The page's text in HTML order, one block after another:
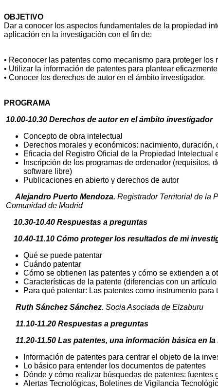
OBJETIVO
Dar a conocer los aspectos fundamentales de la propiedad
aplicación en la investigación con el fin de:
• Reconocer las patentes como mecanismo para proteger
• Utilizar la información de patentes para plantear
• Conocer los derechos de autor en el ámbito investigador.
PROGRAMA
10.00-10.30 Derechos de autor en el ámbito investigador
Concepto de obra intelectual
Derechos morales y económicos: nacimiento, duración,
Eficacia del Registro Oficial de la Propiedad Intelectual
Inscripción de los programas de ordenador
software libre)
Publicaciones en abierto y derechos de autor
Alejandro Puerto Mendoza. Registrador Territorial de la
Comunidad de Madrid
10.30-10.40 Respuestas a preguntas
10.40-11.10 Cómo proteger los resultados de mi
Qué se puede patentar
Cuándo patentar
Cómo se obtienen las patentes y cómo se extienden a
Características de la patente (diferencias con un
Para qué patentar: Las patentes como instrumento
Ruth Sánchez Sánchez. Socia Asociada de Elzaburu
11.10-11.20 Respuestas a preguntas
11.20-11.50 Las patentes, una información básica en
Información de patentes para centrar el objeto de la
Lo básico para entender los documentos de patentes
Dónde y cómo realizar búsquedas de patentes: fuentes
Alertas Tecnológicas, Boletines de Vigilancia